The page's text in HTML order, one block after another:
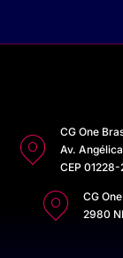
CG One
Av.
CEP
CG
2980